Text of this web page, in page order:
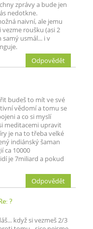
zprávy a bude jen
nedotkne.
naivní, ale jemu
roušku (asi 2
samý usmál... i v
Odpovědět
budeš to mít ve své
vědomí a tomu se
a co si myslí
meditacemi upravit
je na to třeba velké
indiánský šaman
ca 10000
je 7miliard a pokud
Odpovědět
?
když si vezmeš 2/3